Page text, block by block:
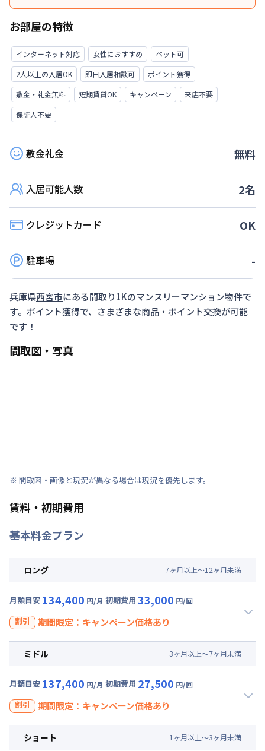
特典内容
賃料を30％OFFさせていただきます。※管理費と
水道光熱費は割引対象外です。※延長・再契約の
際は賃料の割引適用はなくなります。※他のキャ
ンペーンとの併用はできません。掲載サイトによ
りキャンペーンが複数ある場合は一番お安いキャ
ンペーンを適用させていただきます。★ご希望の
お問い合わせください。
利用条件
対象期間
2026年8月10日
お部屋の特徴
インターネット対応 女性におすすめ
ペット可
2人以上の入居OK
即日入居相談可
ポイント獲得
敷金・礼金無料
短期賃貸OK キャンペーン
来店不要
保証人不要
敷金礼金 無料
入居可能人数 2名
クレジットカード OK
駐車場 -
兵庫県西宮市にある間取り1Kのマンスリーマンション物件で
す。ポイント獲得で、さまざまな商品・ポイント交換が可能
です！
間取図・写真
※ 間取図・画像と現況が異なる場合は現況を優先します。
賃料・初期費用
基本料金プラン
ロング 7ヶ月以上～12ヶ月未満
月額目安 134,400 円/月 初期費用 33,000 円/回
割引 期間限定：キャンペーン価格あり
【即割｜9月30日まで入居の方に朗報】全期間賃料30％OFF
入居開始日2026年8月10日〜 2026年9月30日
、賃料30%引きキャンペーン（25,200円/月・割引）
キャンペーン価格: 月額目安109,200円/月初期費用33,000
円/回 にてご利用いただけます！
ミドル 3ヶ月以上～7ヶ月未満
月額目安 137,400 円/月 初期費用 27,500 円/回
割引 期間限定：キャンペーン価格あり
【即割｜9月30日まで入居の方に朗報】全期間賃料30％OFF
ショート 1 ヶ月以上～3ヶ月未満